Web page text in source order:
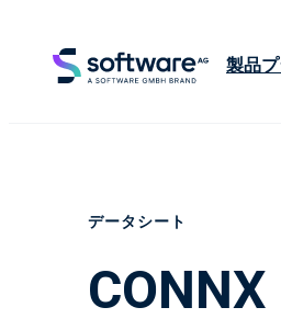
製品
データシート